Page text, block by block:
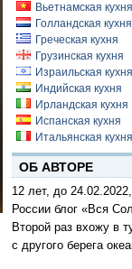
Вьетнамская кухня
Голландская кухня
Греческая кухня
Грузинская кухня
Израильская кухня
Индийская кухня
Ирландская кухня
Испанская кухня
Итальянская кухня
ОБ АВТОРЕ
12 лет, до
России блог «Вся
Второй раз вхожу в
с другого берега